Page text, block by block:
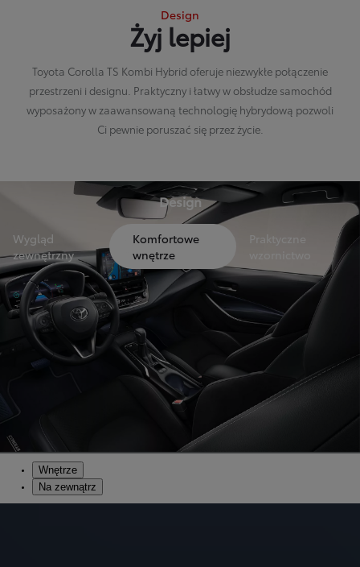
Design
Żyj lepiej
Toyota Corolla TS Kombi Hybrid oferuje niezwykłe połączenie
przestrzeni i designu. Praktyczny i łatwy w obsłudze samochód
wyposażony w zaawansowaną technologię hybrydową pozwoli
Ci pewnie poruszać się przez życie.
Design
Wygląd
zewnętrzny
Komfortowe
wnętrze
Praktyczne
Wnętrze
Na zewnątrz